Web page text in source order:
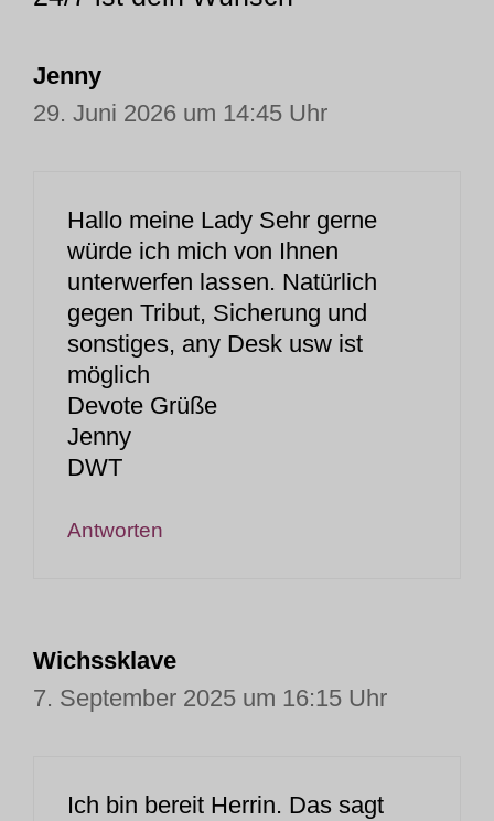
Jenny
29. Juni 2026 um 14:45 Uhr
Hallo meine Lady Sehr gerne
würde ich mich von Ihnen
unterwerfen lassen. Natürlich
gegen Tribut, Sicherung und
sonstiges, any Desk usw ist
möglich
Devote Grüße
Jenny
DWT
Antworten
Wichssklave
7. September 2025 um 16:15 Uhr
Ich bin bereit Herrin. Das sagt